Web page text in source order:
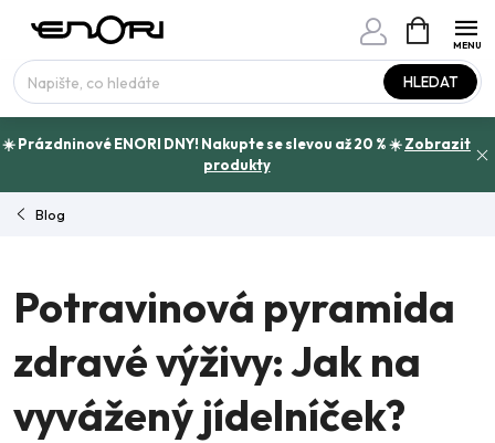
obsah
HLEDAT
KOŠÍK
☀️ Prázdninové ENORI DNY! Nakupte se slevou až 20 % ☀️Zobrazit
produkty
Blog
Potravinová pyramida
zdravé výživy: Jak na
vyvážený jídelníček?
www.enori.cz - Chat